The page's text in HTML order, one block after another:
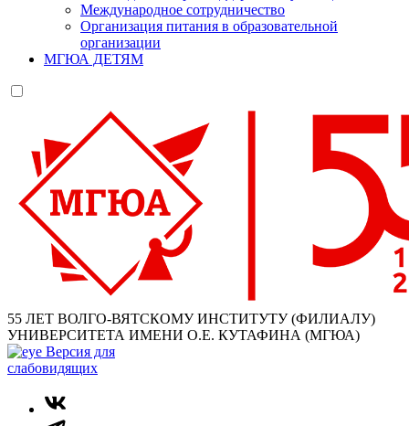
Международное сотрудничество
Организация питания в образовательной
организации
МГЮА ДЕТЯМ
55 ЛЕТ ВОЛГО-ВЯТСКОМУ ИНСТИТУТУ (ФИЛИАЛУ)
УНИВЕРСИТЕТА ИМЕНИ О.Е. КУТАФИНА (МГЮА)
Версия для
слабовидящих